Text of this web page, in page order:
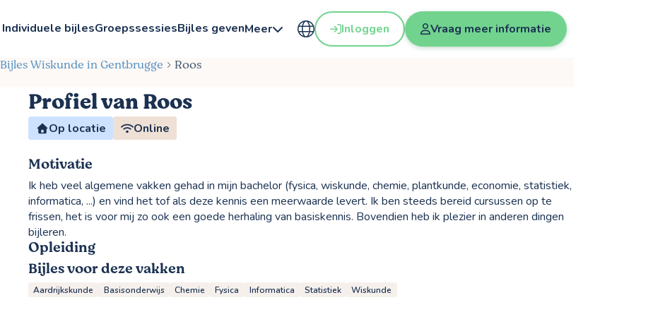
Individuele bijlesGroepssessiesBijles gevenMeer Inloggen Vraag meer informatie
Bijles Wiskunde in Gentbrugge Roos
Profiel van Roos
Op locatie Online
Motivatie
Ik heb veel algemene vakken gehad in mijn bachelor (fysica, wiskunde, chemie, plantkunde, economie, statistiek,
informatica, ...) en vind het tof als deze kennis een meerwaarde levert. Ik ben steeds bereid cursussen op te
frissen, het is voor mij zo ook een goede herhaling van basiskennis. Bovendien heb ik plezier in anderen dingen
bijleren.
Opleiding
Bijles voor deze vakken
Aardrijkskunde Basisonderwijs Chemie Fysica Informatica Statistiek Wiskunde